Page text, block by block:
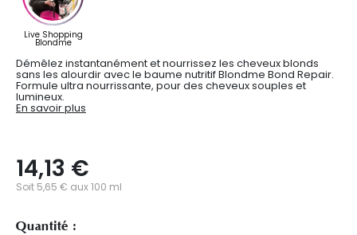
Démêlez instantanément et nourrissez les cheveux blonds
sans les alourdir avec le baume nutritif Blondme Bond Repair.
Formule ultra nourrissante, pour des cheveux souples et
lumineux.
En savoir plus
14,13 €
Soit 5,65 € aux 100 ml
Quantité :